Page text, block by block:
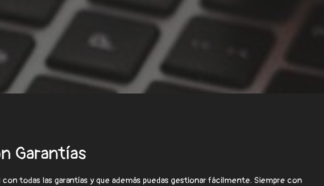
Garantías
todas las garantías y que además puedas gestionar fácilmente. Siempre con